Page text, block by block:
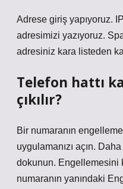
Adrese giriş yapıyoruz.
adresimizi yazıyoruz.
adresiniz kara listeden
Telefon hattı
çıkılır?
Bir numaranın
uygulamanızı açın.
dokunun. Engellemesini
numaranın yanındaki